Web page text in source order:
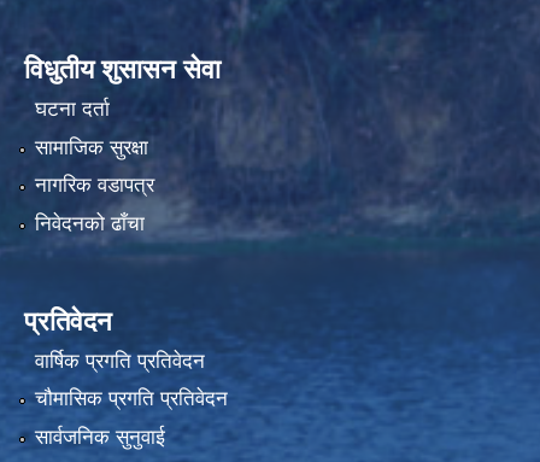
विधुतीय शुसासन सेवा
घटना दर्ता
सामाजिक सुरक्षा
नागरिक वडापत्र
निवेदनको ढाँचा
प्रतिवेदन
वार्षिक प्रगति प्रतिवेदन
चौमासिक प्रगति प्रतिवेदन
सार्वजनिक सुनुवाई